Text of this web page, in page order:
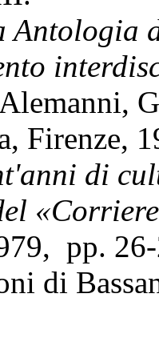
Antologia
Firenze,
di
pp.
di